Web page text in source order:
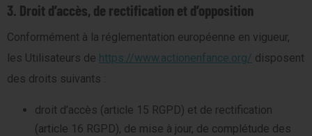
3. Droit d’accès, de rectification et d’opposition
Conformément à la réglementation européenne en vigueur,
les Utilisateurs de https://www.actionenfance.org/ disposent
des droits suivants :
droit d’accès (article 15 RGPD) et de rectification
(article 16 RGPD), de mise à jour, de complétude des